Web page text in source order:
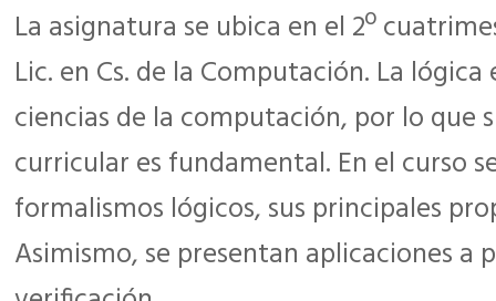
La asignatura se ubica en el 2º
Lic. en Cs. de la Computación. La
ciencias de la computación, por lo que
curricular es fundamental. En el curso
formalismos lógicos, sus principales
Asimismo, se presentan aplicaciones a